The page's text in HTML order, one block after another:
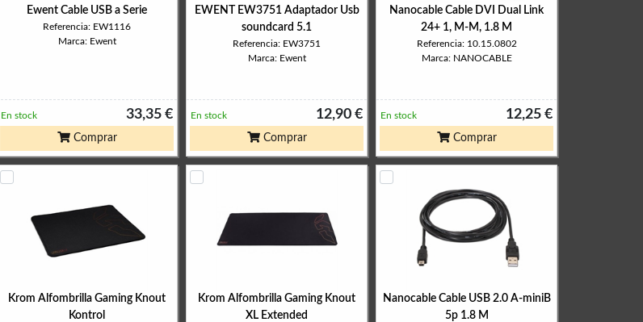
Ewent Cable USB a Serie
Referencia: EW1116
Marca: Ewent
33,35 €
En stock
Comprar
EWENT EW3751 Adaptador Usb
soundcard 5.1
Referencia: EW3751
Marca: Ewent
12,90 €
En stock
Comprar
Nanocable Cable DVI Dual Link
24+ 1, M-M, 1.8 M
Referencia: 10.15.0802
Marca: NANOCABLE
12,25 €
En stock
Comprar
Krom Alfombrilla Gaming Knout
Kontrol
Krom Alfombrilla Gaming Knout
XL Extended
Nanocable Cable USB 2.0 A-miniB
5p 1.8 M